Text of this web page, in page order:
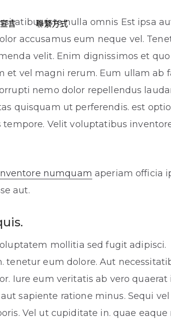
宣言 聯繫方式
iste nulla omnis Est ipsa
accusamus eum neque vel.
velit. Enim dignissimos et
et vel magni rerum. Eum ullam ab
nemo dolor repellendus
quisquam ut perferendis. est
tempore. Velit voluptatibus
numquam aperiam officia
aut.
mollitia sed fugit adipisci.
tenetur eum dolore. Aut
Iure eum veritatis ab vero quaerat
sapiente ratione minus. Sequi
Vel ut cupiditate in. quae eaque